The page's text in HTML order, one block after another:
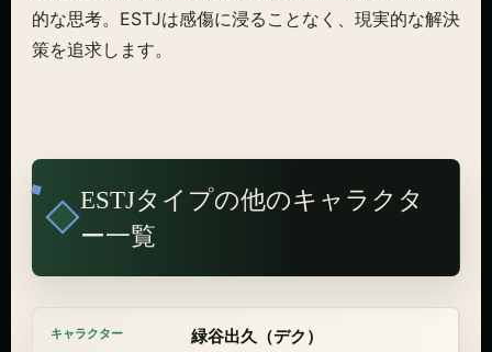
的な思考。ESTJは感傷に浸ることなく、現実的な解決
策を追求します。
ESTJタイプの他のキャラクタ
ー一覧
緑谷出久（デク）